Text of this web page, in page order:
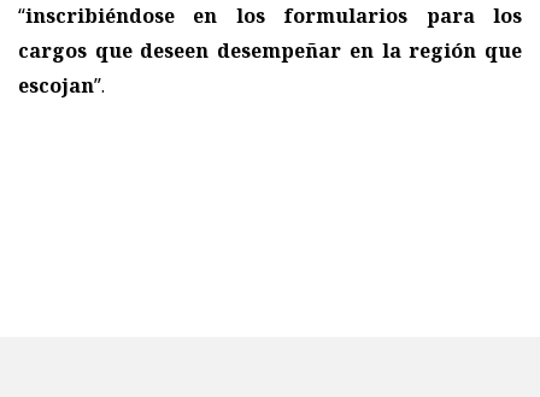
“inscribiéndose en los formularios para los
cargos que deseen desempeñar en la región que
escojan”.